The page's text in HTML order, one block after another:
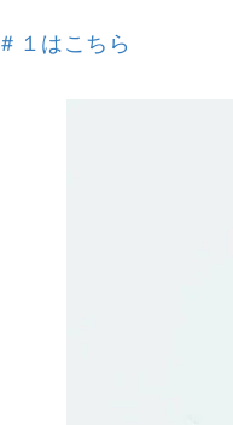
＃１はこちら